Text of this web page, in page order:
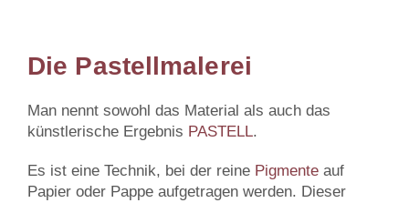
Die Pastellmalerei
Man nennt sowohl das Material als auch das
künstlerische Ergebnis PASTELL.
Es ist eine Technik, bei der reine Pigmente auf
Papier oder Pappe aufgetragen werden. Dieser